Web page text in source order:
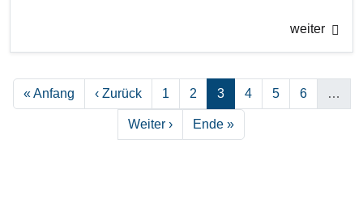
weiter
Erste Seite
« Anfang Vorherige Seite
‹ Zurück Seite
1 Seite
2 Seite
3 Seite
4 Seite
5 Seite
6 …
Nächste Seite
Weiter › Letzte Seite
Ende »